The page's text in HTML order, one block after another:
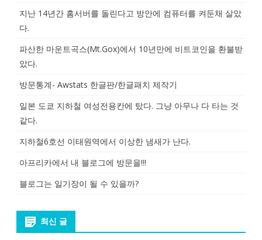
지난 14년간 홈서버를 돌린다고 방안에 컴퓨터를 켜둔채 살았
다.
파산한 마운트곡스(Mt.Gox)에서 10년만에 비트코인을 환불받
았다.
방문통계- Awstats 한글판/한글패치 제작기
일본 도쿄 지하철 여성전용칸에 탔다. 그냥 아무나 다 타는 것
같다.
지하철6호선 이태원역에서 이상한 냄새가 난다.
아프리카에서 내 블로그에 방문을!!!
블로그는 일기장이 될 수 있을까?
최신 글